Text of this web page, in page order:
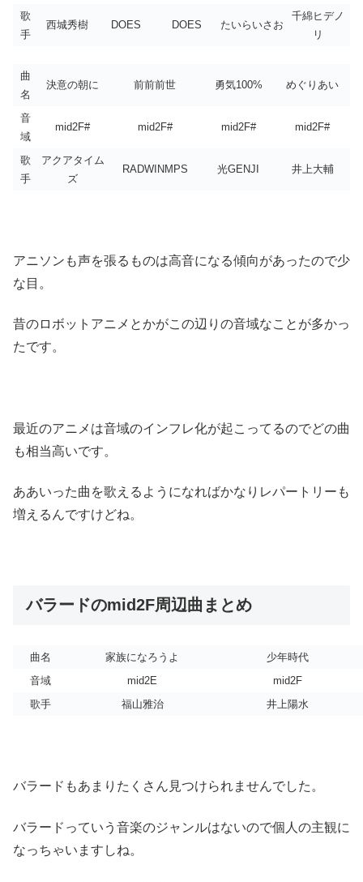
歌
手
西城秀樹 DOES DOES たいらいさお
千綿ヒデノ
リ
曲
名
決意の朝に 前前前世 勇気100% めぐりあい
音
域
mid2F# mid2F# mid2F# mid2F#
歌
手
アクアタイム
ズ
RADWINMPS 光GENJI 井上大輔
アニソンも声を張るものは高音になる傾向があったので少
な目。
昔のロボットアニメとかがこの辺りの音域なことが多かっ
たです。
最近のアニメは音域のインフレ化が起こってるのでどの曲
も相当高いです。
ああいった曲を歌えるようになればかなりレパートリーも
増えるんですけどね。
バラードのmid2F周辺曲まとめ
曲名 家族になろうよ
少年時代
音域
mid2E
mid2F
歌手
福山雅治 井上陽水
バラードもあまりたくさん見つけられませんでした。
バラードっていう音楽のジャンルはないので個人の主観に
なっちゃいますしね。